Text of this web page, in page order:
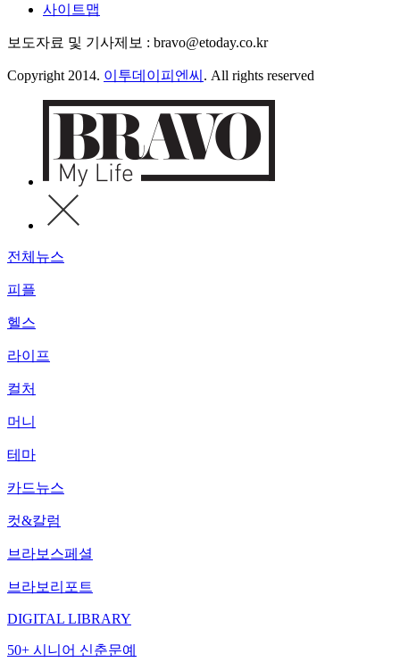
사이트맵
보도자료 및 기사제보 : bravo@etoday.co.kr
Copyright 2014. 이투데이피엔씨 . All rights reserved
전체뉴스
피플
헬스
라이프
컬처
머니
테마
카드뉴스
컷&칼럼
브라보스페셜
브라보리포트
DIGITAL LIBRARY
50+ 시니어 신춘문예